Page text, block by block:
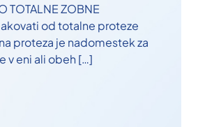
TOTALNE ZOBNE
od totalne proteze
proteza je nadomestek za
v eni ali obeh […]